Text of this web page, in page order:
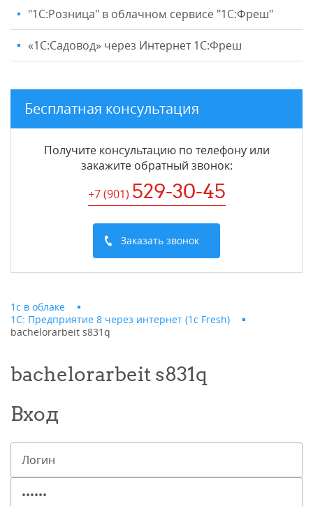
"1C:Розница" в облачном сервисе "1С:Фреш"
«1С:Садовод» через Интернет 1С:Фреш
Бесплатная консультация
Получите консультацию по телефону или
закажите обратный звонок:
+7 (901) 529-30-45
Заказать звонок
1с в облаке
1С: Предприятие 8 через интернет (1c Fresh)
bachelorarbeit s831q
bachelorarbeit s831q
Вход